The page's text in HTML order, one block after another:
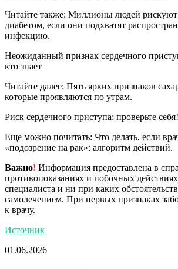
Читайте также: Миллионы людей рискуют
диабетом, если они подхватят
инфекцию.
Неожиданный признак сердечного
кто знает
Читайте далее: Пять ярких признаков
которые проявляются по утрам.
Риск сердечного приступа: проверьте себя!
Еще можно почитать: Что делать, если
«подозрение на рак»: алгоритм действий.
Важно! Информация предоставлена в
противопоказаниях и побочных
специалиста и ни при каких
самолечением. При первых признаках
к врачу.
Источник
01.06.2026